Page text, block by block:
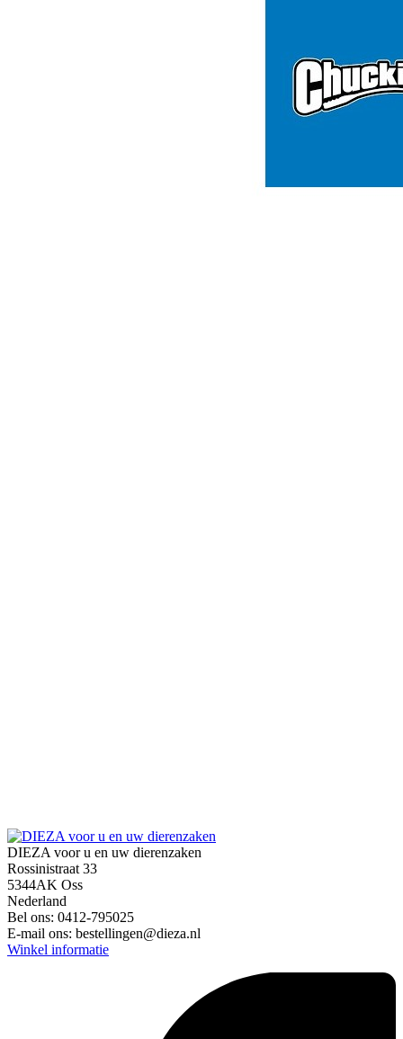
DIEZA voor u en uw dierenzaken
Rossinistraat 33
5344AK Oss
Nederland
Bel ons: 0412-795025
E-mail ons: bestellingen@dieza.nl
Winkel informatie